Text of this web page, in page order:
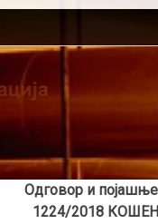
Skip
content
Одговор и
1224/2018